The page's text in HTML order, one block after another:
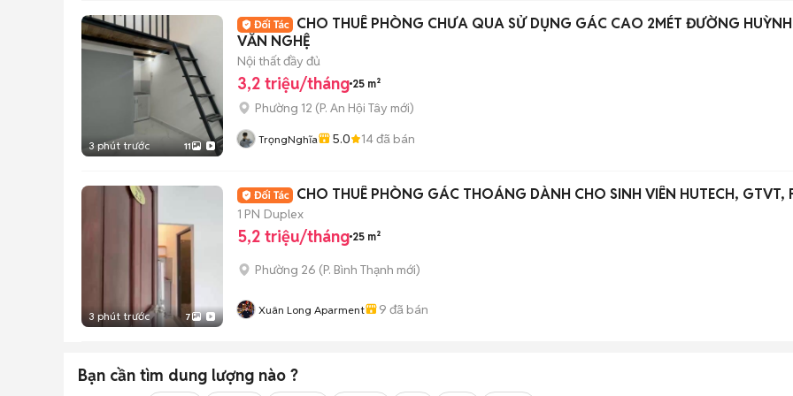
3 phút trước 11
CHO THUÊ PHÒNG CHƯA QUA SỬ DỤNG GÁC CAO 2MÉT ĐƯỜNG HUỲNH
VĂN NGHỆ
Nội thất đầy đủ
3,2 triệu/tháng 25 m²
Phường 12 (P. An Hội Tây mới)
TrọngNghĩa 5.0 14đã bán
3 phút trước 7
CHO THUÊ PHÒNG GÁC THOÁNG DÀNH CHO SINH VIÊN HUTECH, GTVT,
1 PN Duplex
5,2 triệu/tháng 25 m²
Phường 26 (P. Bình Thạnh mới)
Xuân Long Aparment 9 đã bán
Bạn cần tìm dung lượng nào ?